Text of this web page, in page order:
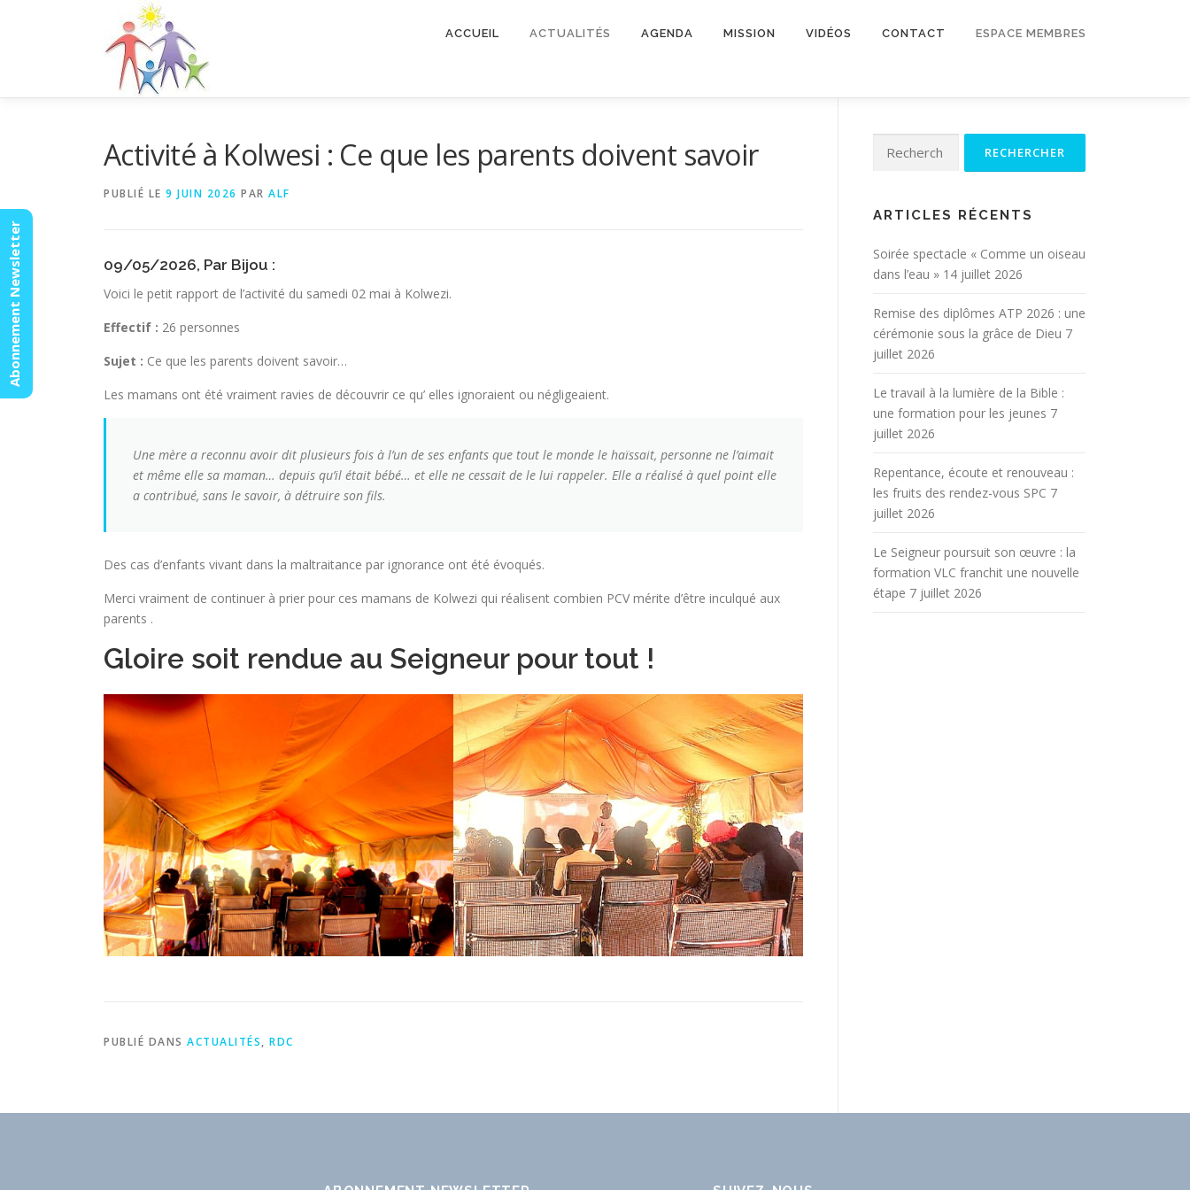
ACCUEIL ACTUALITÉS AGENDA MISSION VIDÉOS CONTACT ESPACE MEMBRES
Activité à Kolwesi : Ce que les parents doivent savoir
PUBLIÉ LE 9 JUIN 2026 PAR ALF
09/05/2026, Par Bijou :
Voici le petit rapport de l’activité du samedi 02 mai à Kolwezi.
Effectif : 26 personnes
Sujet : Ce que les parents doivent savoir…
Les mamans ont été vraiment ravies de découvrir ce qu’ elles ignoraient ou négligeaient.
Une mère a reconnu avoir dit plusieurs fois à l’un de ses enfants que tout le monde le haïssait, personne ne l’aimait
et même elle sa maman… depuis qu’il était bébé… et elle ne cessait de le lui rappeler. Elle a réalisé à quel point elle
a contribué, sans le savoir, à détruire son fils.
Des cas d’enfants vivant dans la maltraitance par ignorance ont été évoqués.
Merci vraiment de continuer à prier pour ces mamans de Kolwezi qui réalisent combien PCV mérite d’être inculqué aux
parents .
Gloire soit rendue au Seigneur pour tout !
PUBLIÉ DANS ACTUALITÉS, RDC
ARTICLES RÉCENTS
Soirée spectacle « Comme un oiseau
dans l’eau » 14 juillet 2026
Remise des diplômes ATP 2026 : une
cérémonie sous la grâce de Dieu 7
juillet 2026
Le travail à la lumière de la Bible :
une formation pour les jeunes 7
juillet 2026
Repentance, écoute et renouveau :
les fruits des rendez-vous SPC 7
juillet 2026
Le Seigneur poursuit son œuvre : la
formation VLC franchit une nouvelle
étape 7 juillet 2026
Abonnement Newsletter